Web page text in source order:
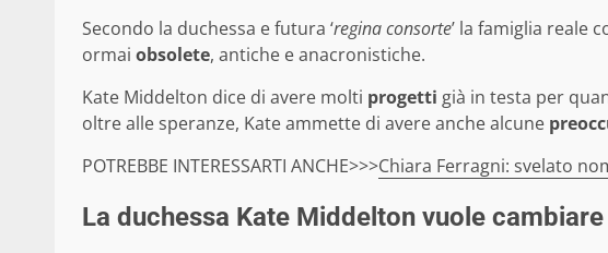
Secondo la duchessa e futura ‘regina consorte’ la famiglia reale
ormai obsolete, antiche e anacronistiche.
Kate Middelton dice di avere molti progetti già in testa per
oltre alle speranze, Kate ammette di avere anche alcune
POTREBBE INTERESSARTI ANCHE>>>Chiara Ferragni: svelato
La duchessa Kate Middelton vuole